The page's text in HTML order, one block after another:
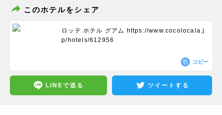
このホテルをシェア
ロッテ ホテル グアム https://www.cocolocala.j
p/hotels/612956
コピー
LINEで送る ツイートする